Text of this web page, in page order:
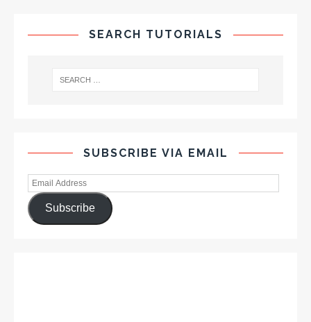
SEARCH TUTORIALS
SUBSCRIBE VIA EMAIL
Subscribe